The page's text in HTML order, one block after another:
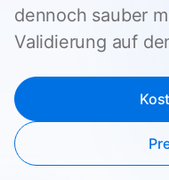
dennoch sauber
Validierung auf